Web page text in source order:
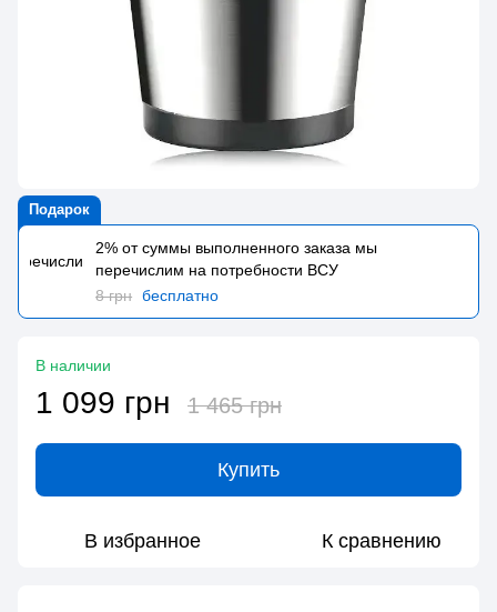
Подарок
2% от суммы выполненного заказа мы
перечислим на потребности BCУ
8 грн бесплатно
В наличии
1 099 грн 1 465 грн
Купить
В избранное К сравнению